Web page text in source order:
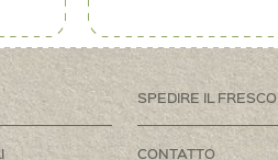
SPEDIRE IL FRESCO
CONTATTO